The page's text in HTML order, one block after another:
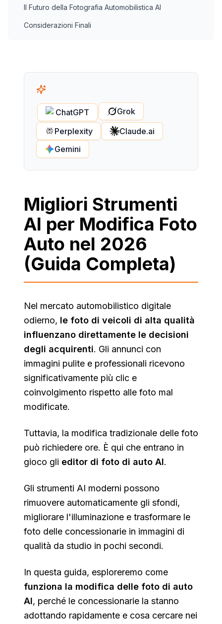
Il Futuro della Fotografia Automobilistica AI
Considerazioni Finali
ChatGPT
Grok
Perplexity
Claude.ai
Gemini
Migliori Strumenti
AI per Modifica Foto
Auto nel 2026
(Guida Completa)
Nel mercato automobilistico digitale
odierno, le foto di veicoli di alta qualità
influenzano direttamente le decisioni
degli acquirenti. Gli annunci con
immagini pulite e professionali ricevono
significativamente più clic e
coinvolgimento rispetto alle foto mal
modificate.
Tuttavia, la modifica tradizionale delle foto
può richiedere ore. È qui che entrano in
gioco gli editor di foto di auto AI.
Gli strumenti AI moderni possono
rimuovere automaticamente gli sfondi,
migliorare l'illuminazione e trasformare le
foto delle concessionarie in immagini di
qualità da studio in pochi secondi.
In questa guida, esploreremo come
funziona la modifica delle foto di auto
AI, perché le concessionarie la stanno
adottando rapidamente e cosa cercare nei